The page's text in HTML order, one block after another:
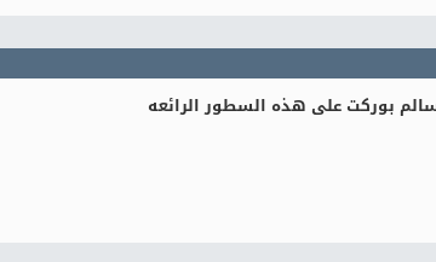
بوركت على هذه السطور الرائعه